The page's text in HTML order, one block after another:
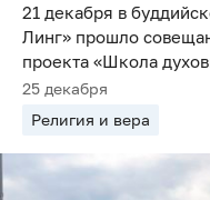
21 декабря в
Линг» прошло
проекта «Школа
25 декабря
Религия и вера